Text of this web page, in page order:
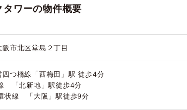
ワーの物件概要
阪市北区堂島２丁目
四つ橋線「西梅田」駅 徒歩4分
「北新地」駅徒歩4分
状線 「大阪」駅徒歩9分